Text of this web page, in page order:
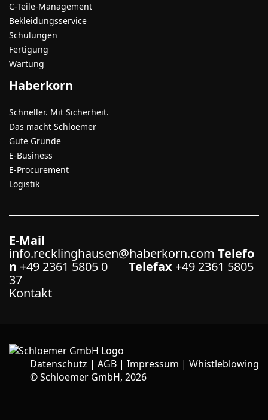
C-Teile-Management
Bekleidungsservice
Schulungen
Fertigung
Wartung
Haberkorn
Schneller. Mit Sicherheit.
Das macht Schloemer
Gute Gründe
E-Business
E-Procurement
Logistik
E-Mail
info.recklinghausen@haberkorn.com Telefo
n +49 2361 5805 0 Telefax +49 2361 5805
37
Kontakt
Datenschutz | AGB | Impressum | Whistleblowing
©Schloemer GmbH, 2026